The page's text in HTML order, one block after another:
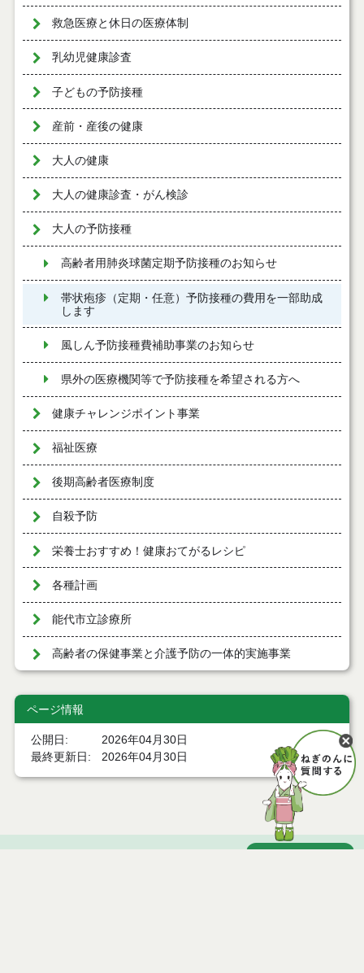
救急医療と休日の医療体制
乳幼児健康診査
子どもの予防接種
産前・産後の健康
大人の健康
大人の健康診査・がん検診
大人の予防接種
高齢者用肺炎球菌定期予防接種のお知らせ
帯状疱疹（定期・任意）予防接種の費用を一部助成
します
風しん予防接種費補助事業のお知らせ
県外の医療機関等で予防接種を希望される方へ
健康チャレンジポイント事業
福祉医療
後期高齢者医療制度
自殺予防
栄養士おすすめ！健康おてがるレシピ
各種計画
能代市立診療所
高齢者の保健事業と介護予防の一体的実施事業
ページ情報
公開日
2026年04月30日
最終更新日
2026年04月30日